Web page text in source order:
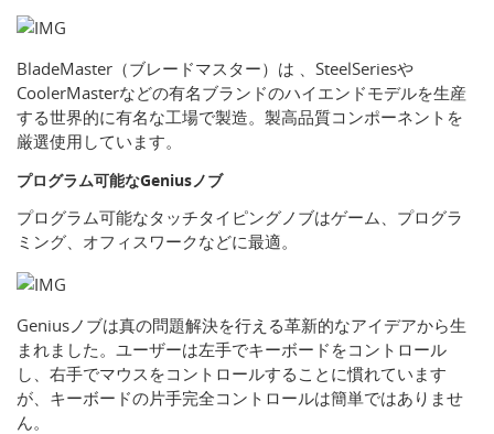
BladeMaster（ブレードマスター）は 、SteelSeriesや
CoolerMasterなどの有名ブランドのハイエンドモデルを生産
する世界的に有名な工場で製造。製高品質コンポーネントを
厳選使用しています。
プログラム可能なGeniusノブ
プログラム可能なタッチタイピングノブはゲーム、プログラ
ミング、オフィスワークなどに最適。
Geniusノブは真の問題解決を行える革新的なアイデアから生
まれました。ユーザーは左手でキーボードをコントロール
し、右手でマウスをコントロールすることに慣れています
が、キーボードの片手完全コントロールは簡単ではありませ
ん。